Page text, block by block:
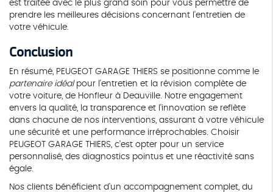
est traitée avec le plus grand soin pour vous permettre de
prendre les meilleures décisions concernant l'entretien de
votre véhicule.
Conclusion
En résumé, PEUGEOT GARAGE THIERS se positionne comme le
partenaire idéalpour l'entretien et la révision complète de
votre voiture, de Honfleur à Deauville. Notre engagement
envers la qualité, la transparence et l'innovation se reflète
dans chacune de nos interventions, assurant à votre véhicule
une sécurité et une performance irréprochables. Choisir
PEUGEOT GARAGE THIERS, c'est opter pour un service
personnalisé, des diagnostics pointus et une réactivité sans
égale.
Nos clients bénéficient d'un accompagnement complet, du